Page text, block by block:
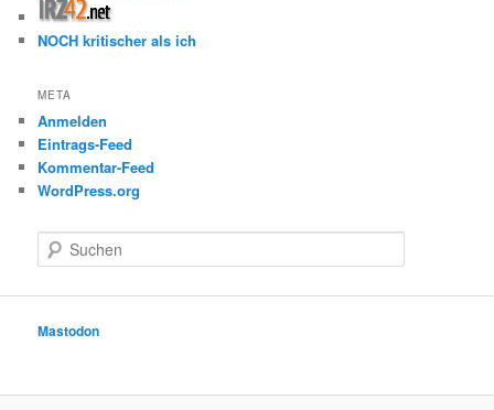
NOCH kritischer als ich
META
Anmelden
Eintrags-Feed
Kommentar-Feed
WordPress.org
u
e
Mastodon